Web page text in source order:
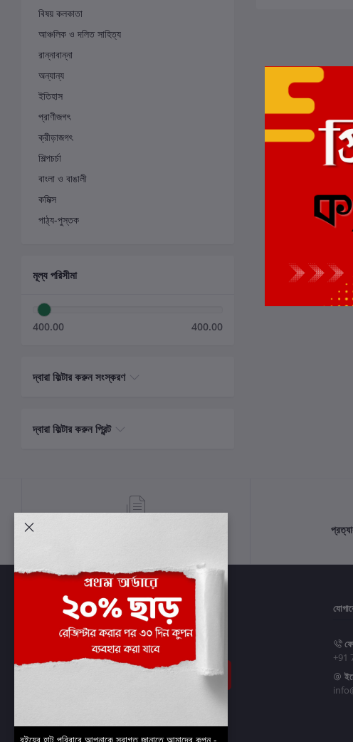
বিষয় কলকাতা
আঞ্চলিক ও দলিত সাহিত্য
রান্নাবান্না
অন্যান্য
ইতিহাস
প্রাণীজগৎ
ক্রীড়াজগৎ
শিল্পচর্চা
বাংলা ও বাঙালী
কমিক্স
পাঠ্য-পুস্তক
মূল্য পরিসীমা
400.00 400.00
দ্বারা ফিল্টার করুন সংস্করণ
দ্বারা ফিল্টার করুন প্রিন্ট
সাবস্ক্রাইব
+91